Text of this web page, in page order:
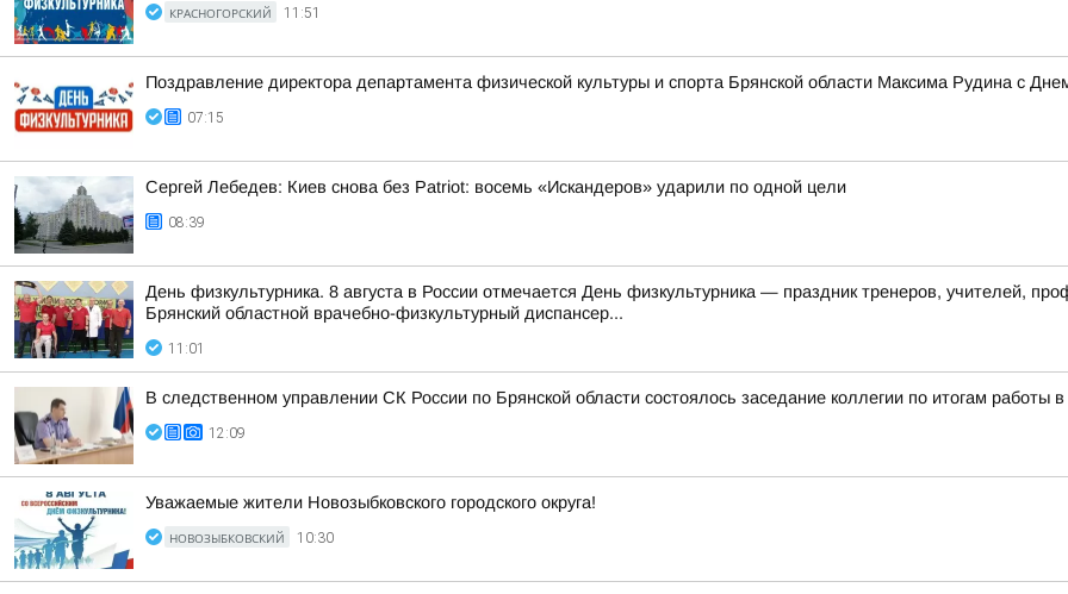
КРАСНОГОРСКИЙ 11:51
Поздравление директора департамента физической культуры и спорта Брянской области Максима Рудина с
07:15
Сергей Лебедев: Киев снова без Patriot: восемь «Искандеров» ударили по одной цели
08:39
День физкультурника. 8 августа в России отмечается День физкультурника — праздник тренеров, учителей,
Брянский областной врачебно-физкультурный диспансер...
11:01
В следственном управлении СК России по Брянской области состоялось заседание коллегии по итогам работы
12:09
Уважаемые жители Новозыбковского городского округа!
НОВОЗЫБКОВСКИЙ 10:30